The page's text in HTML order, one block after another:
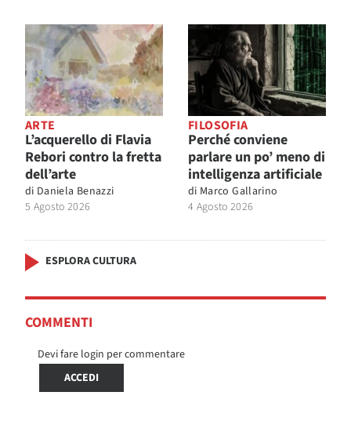
ARTE
L’acquerello di Flavia
Rebori contro la fretta
dell’arte
di Daniela Benazzi
5 Agosto 2026
FILOSOFIA
Perché conviene
parlare un po’ meno di
intelligenza artificiale
di Marco Gallarino
4 Agosto 2026
ESPLORA CULTURA
COMMENTI
Devi fare login per commentare
ACCEDI